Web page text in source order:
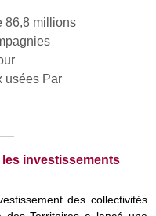
investissements
des collectivités